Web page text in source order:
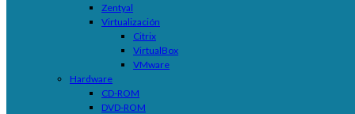
Zentyal
Virtualización
Citrix
VirtualBox
VMware
Hardware
CD-ROM
DVD-ROM